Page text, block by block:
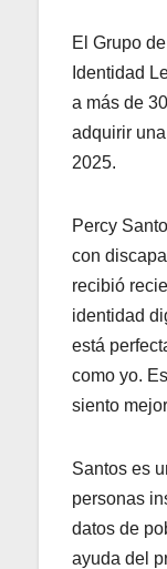
El Grupo
Identidad
a más de
adquirir
2025.
Percy
con
recibió
identidad
está
como yo.
siento
Santos es
personas
datos de
ayuda del